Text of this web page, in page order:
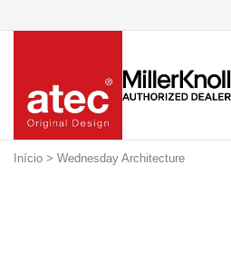
Início > Wednesday Architecture